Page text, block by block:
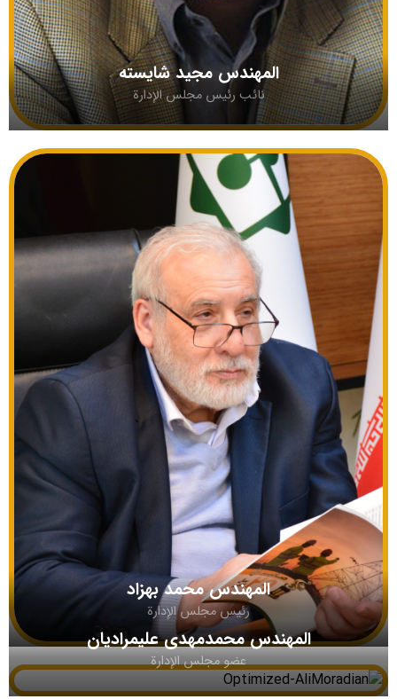
المهندس مجید شایسته
نائب رئيس مجلس الإدارة
المهندس محمد بهزاد
رئيس مجلس الإدارة
المهندس محمدمهدی علیمرادیان
عضو مجلس الإدارة